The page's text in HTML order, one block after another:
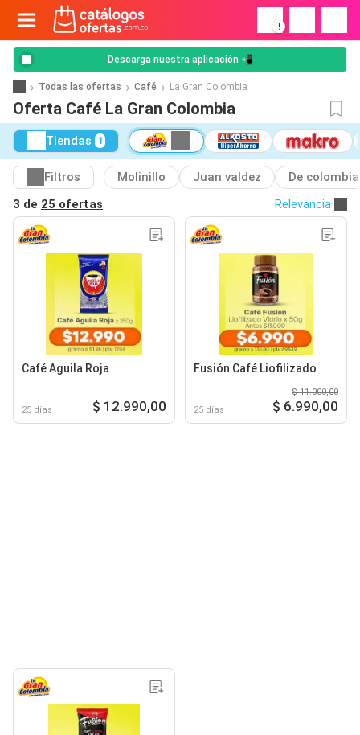
!
Descarga nuestra aplicación 📲
Todas las ofertas Café La Gran Colombia
Oferta Café La Gran Colombia
Tiendas 1
Filtros Molinillo Juan valdez
De colombia
3 de 25 ofertas Relevancia
Café Aguila Roja
25 días $ 12.990,00
Fusión Café Liofilizado
25 días
$ 11.000,00
$ 6.990,00